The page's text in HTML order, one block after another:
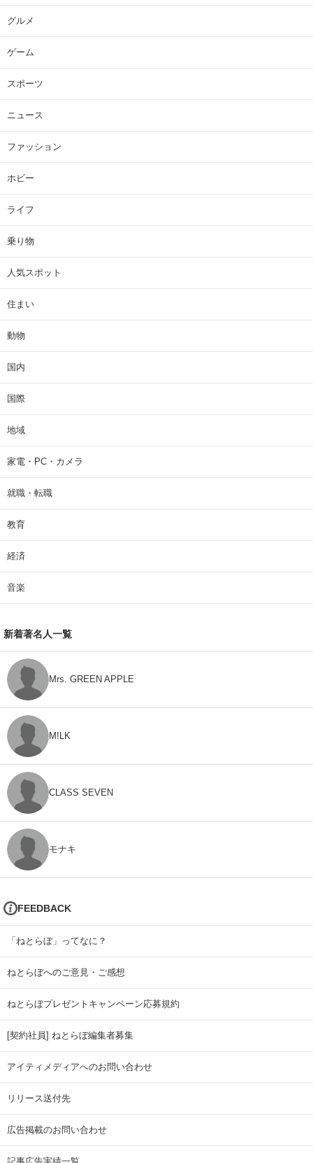
グルメ
ゲーム
スポーツ
ニュース
ファッション
ホビー
ライフ
乗り物
人気スポット
住まい
動物
国内
国際
地域
家電・PC・カメラ
就職・転職
教育
経済
音楽
新着著名人一覧
Mrs. GREEN APPLE
M!LK
CLASS SEVEN
モナキ
FEEDBACK
「ねとらぼ」ってなに？
ねとらぼへのご意見・ご感想
ねとらぼプレゼントキャンペーン応募規約
[契約社員] ねとらぼ編集者募集
アイティメディアへのお問い合わせ
リリース送付先
広告掲載のお問い合わせ